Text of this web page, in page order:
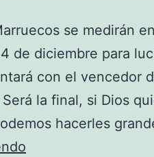
se medirán
de diciembre para
con el vencedor
Será la final, si Dios
hacerles